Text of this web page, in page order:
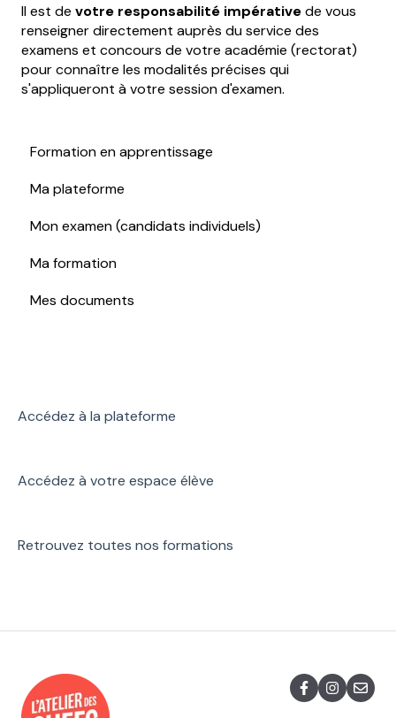
Il est de votre responsabilité impérativede vous
renseigner directement auprès du service des
examens et concours de votre académie (rectorat)
pour connaître les modalités précises qui
s'appliqueront à votre session d'examen.
Formation en apprentissage
Ma plateforme
Mon examen (candidats individuels)
Ma formation
Mes documents
Accédez à la plateforme
Accédez à votre espace élève
Retrouvez toutes nos formations